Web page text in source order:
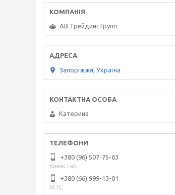
АВ Трейдинг Групп
Запоріжжя, Україна
Катерина
+380 (96) 507-75-63
Киевстар
+380 (66) 999-13-01
МТС